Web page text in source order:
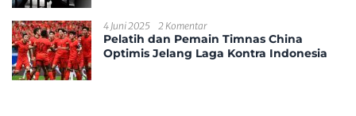
4 Juni 2025 2 Komentar
Pelatih dan Pemain Timnas China
Optimis Jelang Laga Kontra Indonesia